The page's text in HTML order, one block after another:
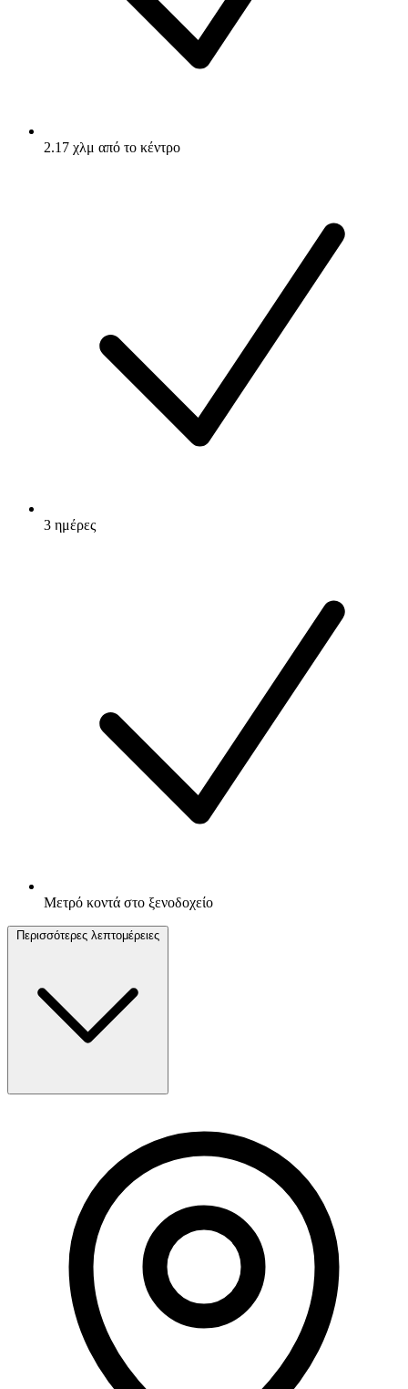
2.17 χλμ από το κέντρο
3 ημέρες
Μετρό κοντά στο ξενοδοχείο
Περισσότερες λεπτομέρειες